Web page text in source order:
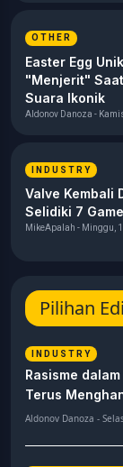
OTHER
Easter Egg
"Menjerit"
Suara Ikonik
Aldonov Danoza -
INDUSTRY
Valve Kembali
Selidiki 7
MikeApalah - Minggu,
Pilihan
INDUSTRY
Rasisme
Terus
Aldonov Danoza -